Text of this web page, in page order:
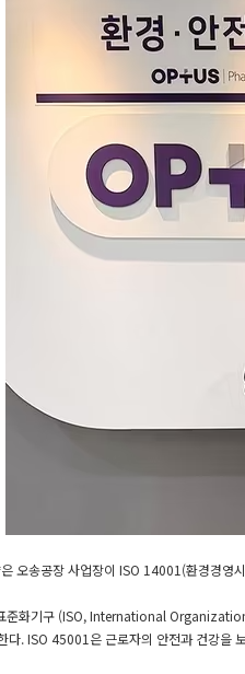
오송공장 사업장이 ISO 14001(환경경
화기구 (ISO, International
다. ISO 45001은 근로자의 안전과 건강을